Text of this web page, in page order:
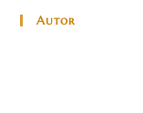
Autor